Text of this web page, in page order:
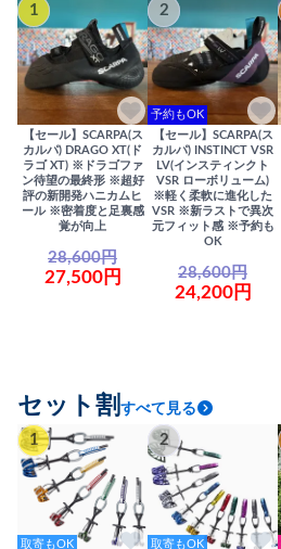
1
【セール】SCARPA(ス
カルパ) DRAGO XT(ド
ラゴ XT) ※ドラゴファ
ン待望の最終形 ※超好
評の新開発ハニカムヒ
ール ※密着度と足裏感
覚が向上
28,600円
27,500円
2
予約もOK
【セール】SCARPA(ス
カルパ) INSTINCT VSR
LV(インスティンクト
VSR ローボリューム)
※軽く柔軟に進化した
VSR ※新ラストで異次
元フィット感 ※予約も
OK
28,600円
24,200円
セット割 すべて見る
1
取寄もOK
2
取寄もOK